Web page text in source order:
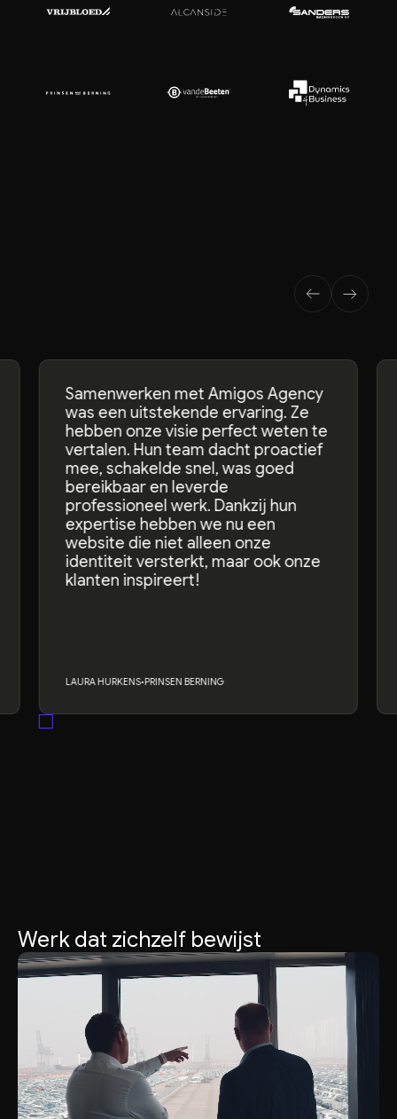
Samenwerken met Amigos Agency
was een uitstekende ervaring. Ze
hebben onze visie perfect weten te
vertalen. Hun team dacht proactief
mee, schakelde snel, was goed
bereikbaar en leverde
professioneel werk. Dankzij hun
expertise hebben we nu een
website die niet alleen onze
identiteit versterkt, maar ook onze
klanten inspireert!
LAURA HURKENS•PRINSEN BERNING
Werk dat zichzelf bewijst